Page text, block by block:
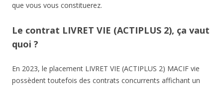
que vous vous constituerez.
Le contrat LIVRET VIE (ACTIPLUS 2), ça vaut
quoi ?
En 2023, le placement LIVRET VIE (ACTIPLUS 2) MACIF vie
possèdent toutefois des contrats concurrents affichant un